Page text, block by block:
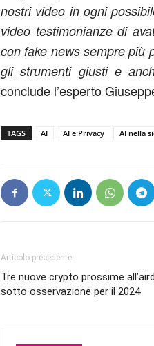
nostri video in ogni
video testimonianze di
con fake news sempre più
gli strumenti giusti e
conclude l’esperto
TAGS AI AI e Privacy AI nella
Articolo precedente
Tre nuove crypto prossime
sotto osservazione per il 2024